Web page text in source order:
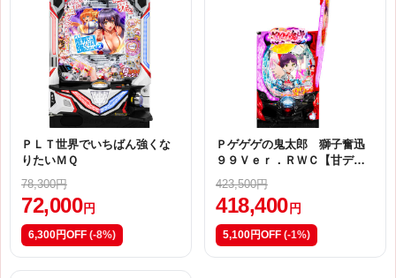
ＰＬＴ世界でいちばん強くな
りたいＭＱ
78,300円
72,000 円
6,300円OFF (-8%)
Ｐゲゲゲの鬼太郎 獅子奮迅
９９Ｖｅｒ．ＲＷＣ【甘デ
423,500円
418,400 円
5,100円OFF (-1%)